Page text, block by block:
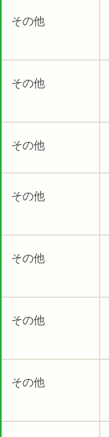
その他
その他
その他
その他
その他
その他
その他